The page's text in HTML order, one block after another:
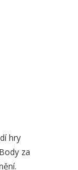
hry
za